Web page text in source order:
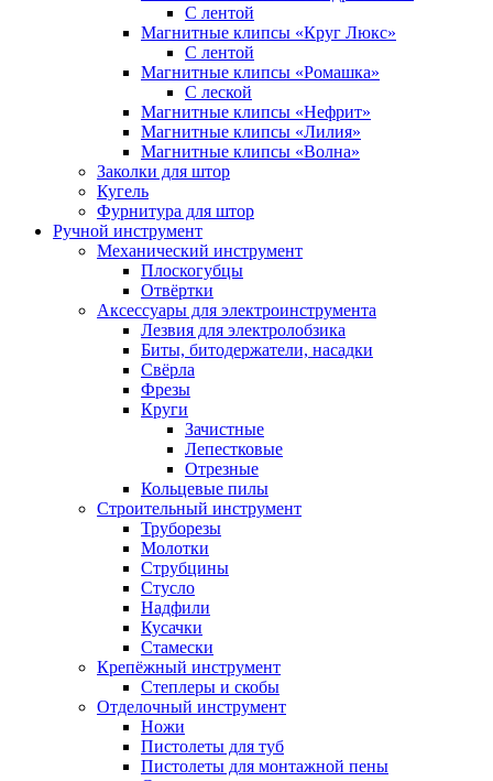
С лентой
Магнитные клипсы «Круг Люкс»
С лентой
Магнитные клипсы «Ромашка»
С леской
Магнитные клипсы «Нефрит»
Магнитные клипсы «Лилия»
Магнитные клипсы «Волна»
Заколки для штор
Кугель
Фурнитура для штор
Ручной инструмент
Механический инструмент
Плоскогубцы
Отвёртки
Аксессуары для электроинструмента
Лезвия для электролобзика
Биты, битодержатели, насадки
Свёрла
Фрезы
Круги
Зачистные
Лепестковые
Отрезные
Кольцевые пилы
Строительный инструмент
Труборезы
Молотки
Струбцины
Стусло
Надфили
Кусачки
Стамески
Крепёжный инструмент
Степлеры и скобы
Отделочный инструмент
Ножи
Пистолеты для туб
Пистолеты для монтажной пены